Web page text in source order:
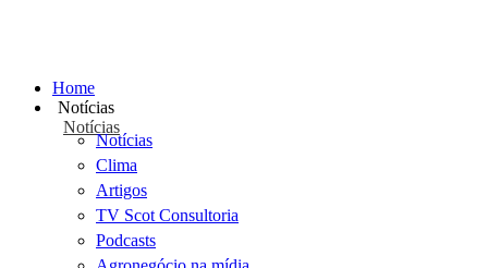
Home
Notícias
Notícias
Notícias
Clima
Artigos
TV Scot Consultoria
Podcasts